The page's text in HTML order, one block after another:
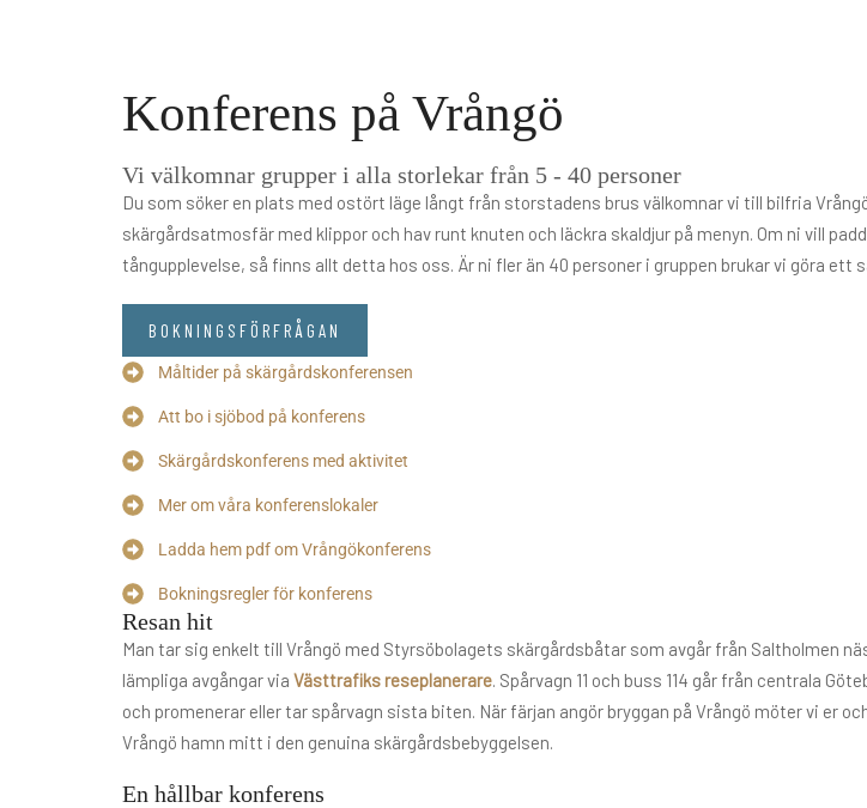
Konferens på Vrångö
Vi välkomnar grupper i alla storlekar från 5 - 40 personer
Du som söker en plats med ostört läge långt från storstadens brus välkomnar vi till bilfria
skärgårdsatmosfär med klippor och hav runt knuten och läckra skaldjur på menyn. Om ni vill
tångupplevelse, så finns allt detta hos oss. Är ni fler än 40 personer i gruppen brukar vi göra ett
BOKNINGSFÖRFRÅGAN
Måltider på skärgårdskonferensen
Att bo i sjöbod på konferens
Skärgårdskonferens med aktivitet
Mer om våra konferenslokaler
Ladda hem pdf om Vrångökonferens
Bokningsregler för konferens
Resan hit
Man tar sig enkelt till Vrångö med Styrsöbolagets skärgårdsbåtar som avgår från Saltholmen
lämpliga avgångar via Västtrafiks reseplanerare. Spårvagn 11 och buss 114 går från centrala
och promenerar eller tar spårvagn sista biten. När färjan angör bryggan på Vrångö möter vi er
Vrångö hamn mitt i den genuina skärgårdsbebyggelsen.
En hållbar konferens